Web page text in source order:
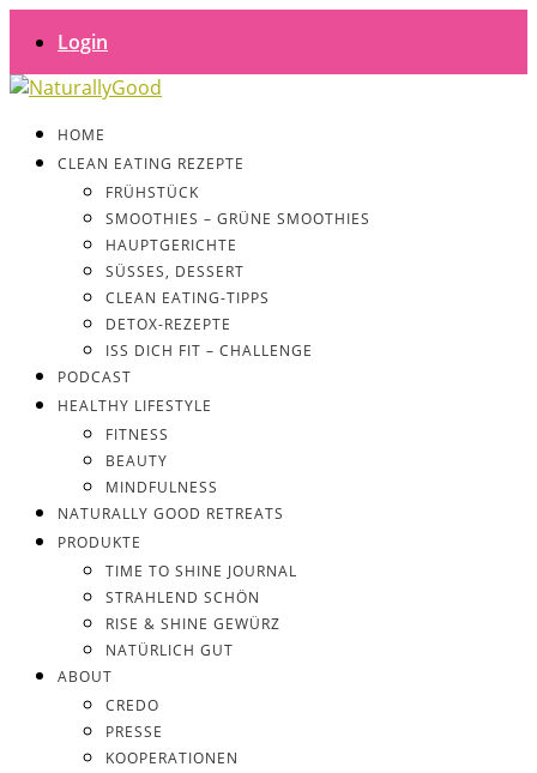
Login
HOME
CLEAN EATING REZEPTE
FRÜHSTÜCK
SMOOTHIES – GRÜNE SMOOTHIES
HAUPTGERICHTE
SÜSSES, DESSERT
CLEAN EATING-TIPPS
DETOX-REZEPTE
ISS DICH FIT – CHALLENGE
PODCAST
HEALTHY LIFESTYLE
FITNESS
BEAUTY
MINDFULNESS
NATURALLY GOOD RETREATS
PRODUKTE
TIME TO SHINE JOURNAL
STRAHLEND SCHÖN
RISE & SHINE GEWÜRZ
NATÜRLICH GUT
ABOUT
CREDO
PRESSE
KOOPERATIONEN